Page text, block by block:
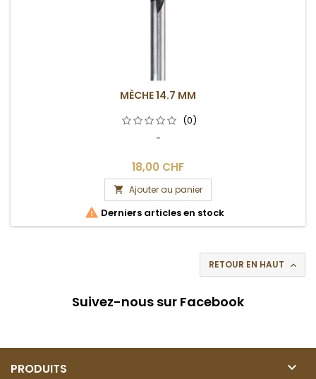
MÈCHE 14.7 MM
(0)
-
18,00 CHF
 Ajouter au panier
 Derniers articles en stock
RETOUR EN HAUT 
Suivez-nous sur Facebook
PRODUITS 